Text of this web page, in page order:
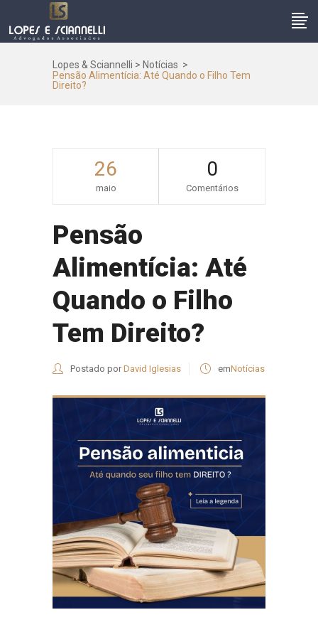
Lopes & Sciannelli > Notícias >
Pensão Alimentícia: Até Quando o Filho Tem
Direito?
26
maio
0
Comentários
Pensão
Alimentícia: Até
Quando o Filho
Tem Direito?
Postado por David Iglesias emNotícias